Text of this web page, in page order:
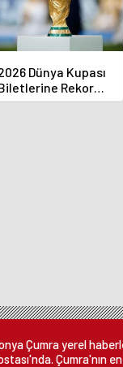
Dünya Kupası
Rekor
Çumra yerel
Çumra'nın